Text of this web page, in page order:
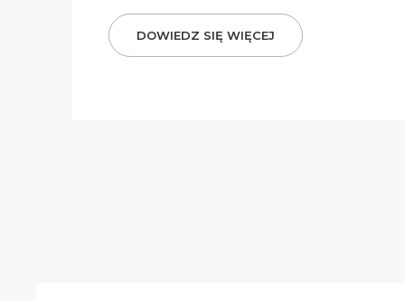
DOWIEDZ SIĘ WIĘCEJ